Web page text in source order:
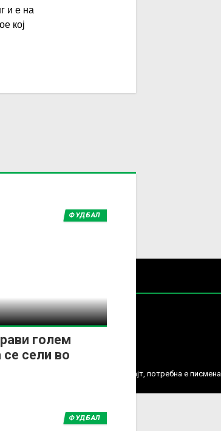
и е на
кој
голем
сели во
ФУДБАЛ
ФУДБАЛ
право и сродните права.
или податоци од овој веб сајт, потребна е